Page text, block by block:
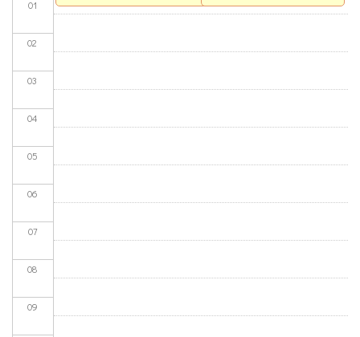
01
02
03
04
05
06
07
08
09